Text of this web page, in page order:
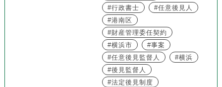
行政書士
任意後見人
港南区
財産管理委任契約
横浜市
事案
任意後見監督人
横浜
後見監督人
法定後見制度